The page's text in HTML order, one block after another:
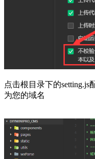
点击根目录下的
为您的域名